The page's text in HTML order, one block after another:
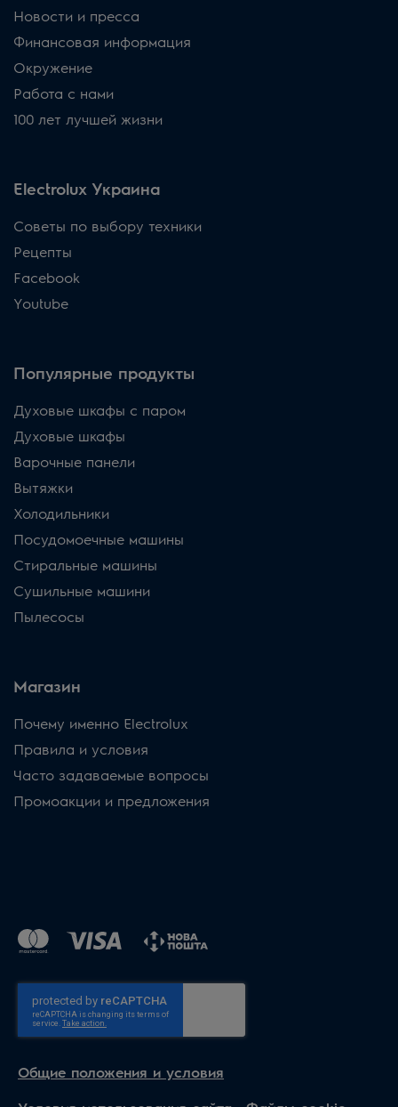
Новости и пресса
Финансовая информация
Окружение
Работа с нами
100 лет лучшей жизни
Electrolux Украина
Советы по выбору техники
Рецепты
Facebook
Youtube
Популярные продукты
Духовые шкафы с паром
Духовые шкафы
Варочные панели
Вытяжки
Холодильники
Посудомоечные машины
Стиральные машины
Сушильные машини
Пылесосы
Магазин
Почему именно Electrolux
Правила и условия
Часто задаваемые вопросы
Промоакции и предложения
Общие положения и условия